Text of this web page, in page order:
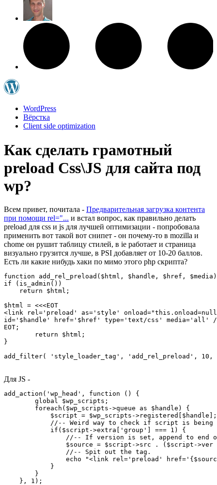
WordPress
Вёрстка
Client side optimization
Как сделать грамотный
preload Css\JS для сайта под
wp?
Всем привет, почитала - Предварительная загрузка контента
при помощи rel="... и встал вопрос, как правильно делать
preload для css и js для лучшей оптимизации - попробовала
применить вот такой вот снипет - он почему-то в mozilla и
chome он рушит таблицу стилей, в ie работает и страница
визуально грузится лучше, в PSI добавляет от 10-20 баллов.
Есть ли какие нибудь хаки по мимо этого php скрипта?
function add_rel_preload($html, $handle, $href,
if (is_admin())
    return $html;
$html = <<<EOT
<link rel='preload' as='style'
id='$handle' href='$href' type='text/css' media='all' /
EOT;
}
add_filter( 'style_loader_tag', 'add_rel_preload',
Для JS -
add_action('wp_head', function () {
        global $wp_scripts;
        foreach($wp_scripts->queue as $handle) {
            $script = $wp_scripts->registered[$handle];
//-- Weird way to check if script is being
            if($script->extra['group'] === 1) {
//-- If version is set, append to end
$source = $script->src . ($script-
                //-- Spit out the tag.
echo "<link rel='preload'
            }
        }
    }, 1);